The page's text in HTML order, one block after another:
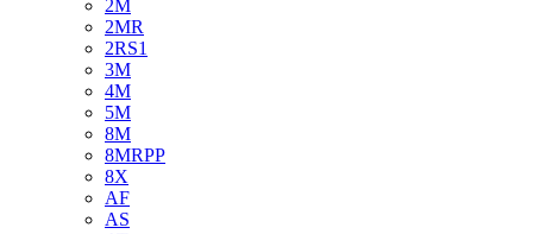
2M
2MR
2RS1
3M
4M
5M
8M
8MRPP
8X
AF
AS